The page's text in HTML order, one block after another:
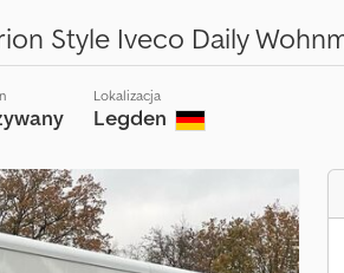
Style Iveco Daily
Lokalizacja
Legden